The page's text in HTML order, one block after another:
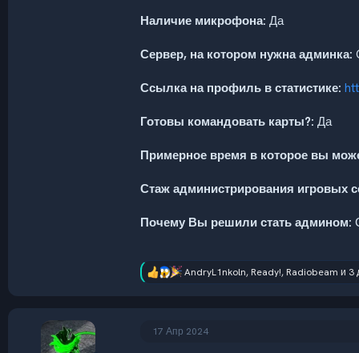
Наличие микрофона: Да
Сервер, на котором нужна админка:
Ссылка на профиль в статистике:
Готовы командовать карты?: Да
Примерное время в которое вы
Стаж администрирования игровых
Почему Вы решили стать админом:
Р
AndryL1nkoln, Ready!, Radiobeam и 3
17 Апр 2024